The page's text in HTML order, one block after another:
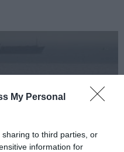
My Personal
to third parties, or
information for